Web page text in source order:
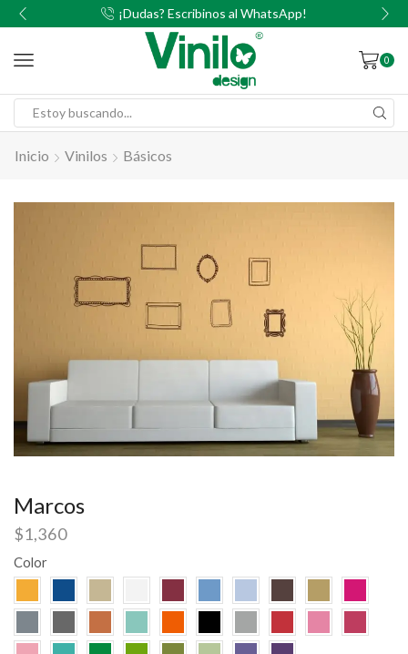
¡Dudas? Escribinos al WhatsApp!
0
Inicio Vinilos Básicos
Marcos
$1,360
Color